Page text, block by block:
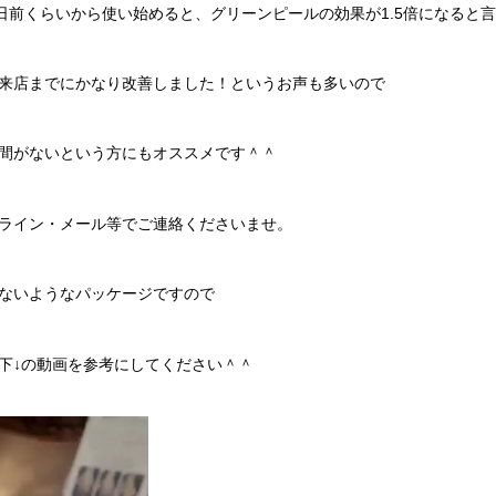
くらいから使い始めると、グリーンピールの効果が1.5倍になると言
店までにかなり改善しました！というお声も多いので
がないという方にもオススメです＾＾
イン・メール等でご連絡くださいませ。
いようなパッケージですので
↓の動画を参考にしてください＾＾